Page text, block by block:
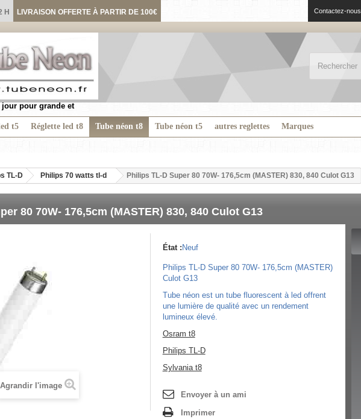
H LIVRAISON OFFERTE À PARTIR DE 100€ Contactez-nous
pour grande et
t5 Réglette led t8 Tube néon t8 Tube néon t5 autres reglettes
Marques
TL-D Philips 70 watts tl-d Philips TL-D Super 80 70W- 176,5cm (MASTER) 830, 840 Culot G13
80 70W- 176,5cm (MASTER) 830, 840 Culot G13
Agrandir l'image
État : Neuf
Philips TL-D Super 80 70W- 176,5cm (MASTER)
Culot G13
Tube néon est un tube fluorescent à led offrent
une lumière de qualité avec un rendement
lumineux élevé.
Osram t8
Philips TL-D
Sylvania t8
Envoyer à un ami
Imprimer